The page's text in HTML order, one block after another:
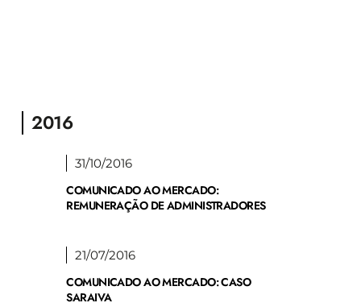
2016
31/10/2016
COMUNICADO AO MERCADO:
REMUNERAÇÃO DE ADMINISTRADORES
21/07/2016
COMUNICADO AO MERCADO: CASO
SARAIVA